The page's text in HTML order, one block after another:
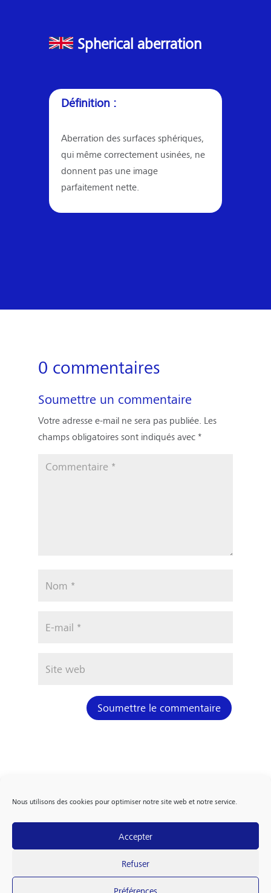
Nous utilisons des cookies pour optimiser notre site web et notre service.
Accepter
Refuser
Préférences
Spherical aberration
Définition :
Aberration des surfaces sphériques,
qui même correctement usinées, ne
donnent pas une image
parfaitement nette.
0 commentaires
Soumettre un commentaire
Votre adresse e-mail ne sera pas publiée. Les
champs obligatoires sont indiqués avec *
Soumettre le commentaire
FOLLOW US